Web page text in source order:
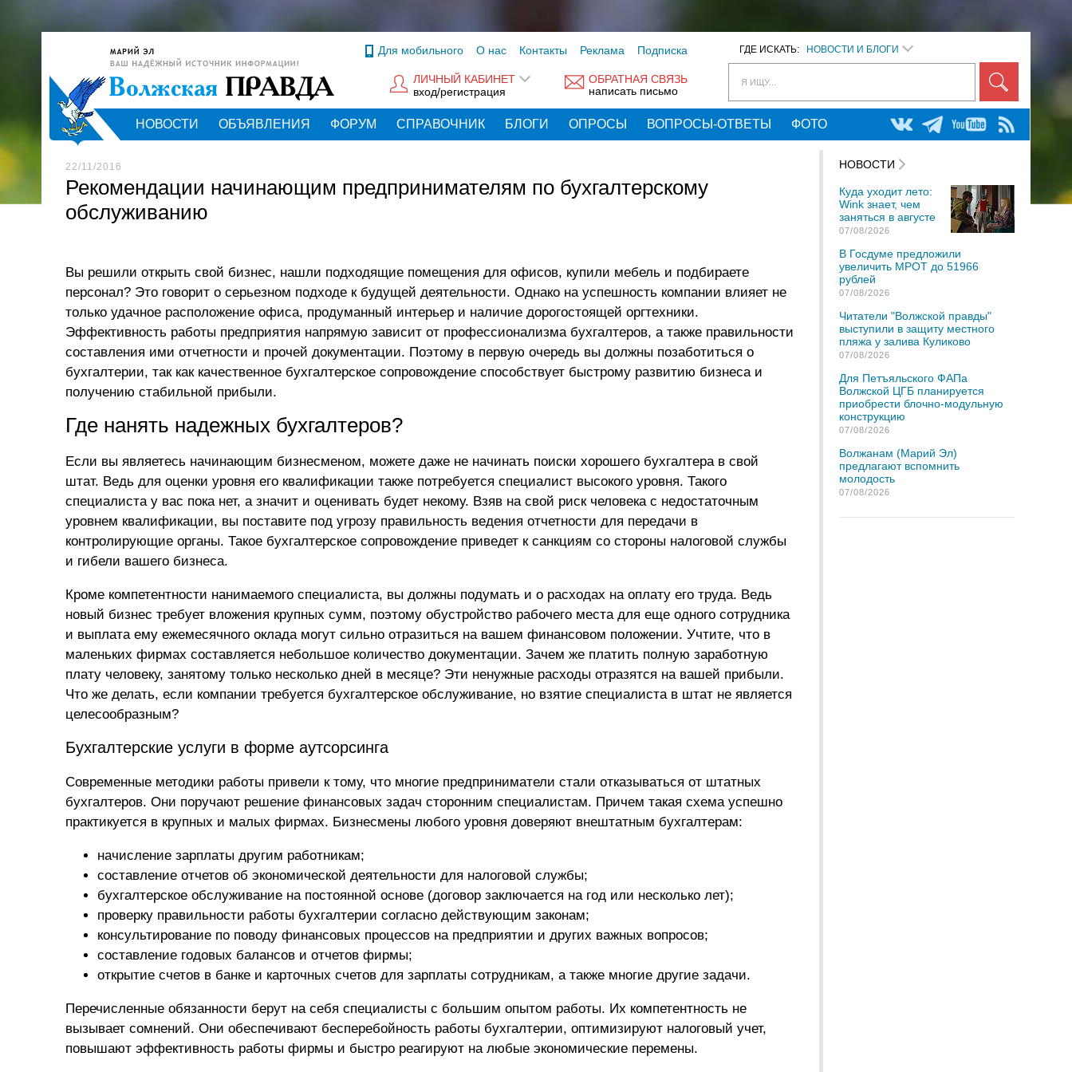
ГДЕ ИСКАТЬ: НОВОСТИ И БЛОГИ
Я ИЩУ...
Для мобильного О нас Контакты Реклама Подписка
ОБРАТНАЯ СВЯЗЬ
написать письмо
ЛИЧНЫЙ КАБИНЕТ
вход/регистрация
НОВОСТИ ОБЪЯВЛЕНИЯ ФОРУМ СПРАВОЧНИК БЛОГИ ОПРОСЫ ВОПРОСЫ-ОТВЕТЫ ФОТО
22/11/2016
Рекомендации начинающим предпринимателям по бухгалтерскому
обслуживанию
Вы решили открыть свой бизнес, нашли подходящие помещения для офисов, купили мебель и подбираете
персонал? Это говорит о серьезном подходе к будущей деятельности. Однако на успешность компании влияет не
только удачное расположение офиса, продуманный интерьер и наличие дорогостоящей оргтехники.
Эффективность работы предприятия напрямую зависит от профессионализма бухгалтеров, а также правильности
составления ими отчетности и прочей документации. Поэтому в первую очередь вы должны позаботиться о
бухгалтерии, так как качественное бухгалтерское сопровождение способствует быстрому развитию бизнеса и
получению стабильной прибыли.
Где нанять надежных бухгалтеров?
Если вы являетесь начинающим бизнесменом, можете даже не начинать поиски хорошего бухгалтера в свой
штат. Ведь для оценки уровня его квалификации также потребуется специалист высокого уровня. Такого
специалиста у вас пока нет, а значит и оценивать будет некому. Взяв на свой риск человека с недостаточным
уровнем квалификации, вы поставите под угрозу правильность ведения отчетности для передачи в
контролирующие органы. Такое бухгалтерское сопровождение приведет к санкциям со стороны налоговой службы
и гибели вашего бизнеса.
Кроме компетентности нанимаемого специалиста, вы должны подумать и о расходах на оплату его труда. Ведь
новый бизнес требует вложения крупных сумм, поэтому обустройство рабочего места для еще одного сотрудника
и выплата ему ежемесячного оклада могут сильно отразиться на вашем финансовом положении. Учтите, что в
маленьких фирмах составляется небольшое количество документации. Зачем же платить полную заработную
плату человеку, занятому только несколько дней в месяце? Эти ненужные расходы отразятся на вашей прибыли.
Что же делать, если компании требуется бухгалтерское обслуживание, но взятие специалиста в штат не является
целесообразным?
Бухгалтерские услуги в форме аутсорсинга
Современные методики работы привели к тому, что многие предприниматели стали отказываться от штатных
бухгалтеров. Они поручают решение финансовых задач сторонним специалистам. Причем такая схема успешно
практикуется в крупных и малых фирмах. Бизнесмены любого уровня доверяют внештатным бухгалтерам:
начисление зарплаты другим работникам;
составление отчетов об экономической деятельности для налоговой службы;
бухгалтерское обслуживание на постоянной основе (договор заключается на год или несколько лет);
проверку правильности работы бухгалтерии согласно действующим законам;
консультирование по поводу финансовых процессов на предприятии и других важных вопросов;
составление годовых балансов и отчетов фирмы;
открытие счетов в банке и карточных счетов для зарплаты сотрудникам, а также многие другие задачи.
Перечисленные обязанности берут на себя специалисты с большим опытом работы. Их компетентность не
вызывает сомнений. Они обеспечивают бесперебойность работы бухгалтерии, оптимизируют налоговый учет,
повышают эффективность работы фирмы и быстро реагируют на любые экономические перемены.
НОВОСТИ
Куда уходит лето:
Wink знает, чем
заняться в августе
07/08/2026
В Госдуме предложили
увеличить МРОТ до 51966
рублей
07/08/2026
Читатели "Волжской правды"
выступили в защиту местного
пляжа у залива Куликово
07/08/2026
Для Петъяльского ФАПа
Волжской ЦГБ планируется
приобрести блочно-модульную
конструкцию
07/08/2026
Волжанам (Марий Эл)
предлагают вспомнить
молодость
07/08/2026